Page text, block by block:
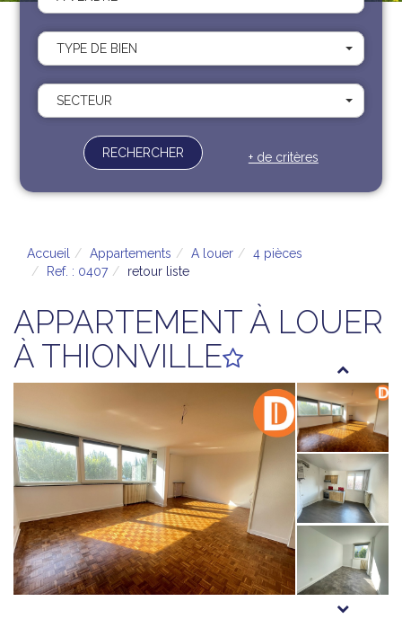
Recrutement
Contact
Documents
TYPE DE BIEN
SECTEUR
RECHERCHER + de critères
Accueil Appartements A louer
4 pièces
Ref. : 0407
retour liste
APPARTEMENT À LOUER
À THIONVILLE